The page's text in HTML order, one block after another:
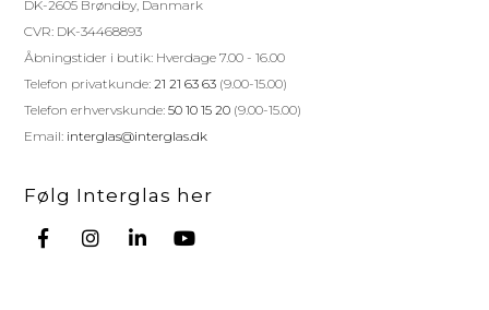
DK-2605 Brøndby, Danmark
CVR: DK-34468893
Åbningstider i butik: Hverdage 7.00 - 16.00
Telefon privatkunde:21 21 63 63 (9.00-15.00)
Telefon erhvervskunde:50 10 15 20 (9.00-15.00)
Email: interglas@interglas.dk
Følg Interglas her